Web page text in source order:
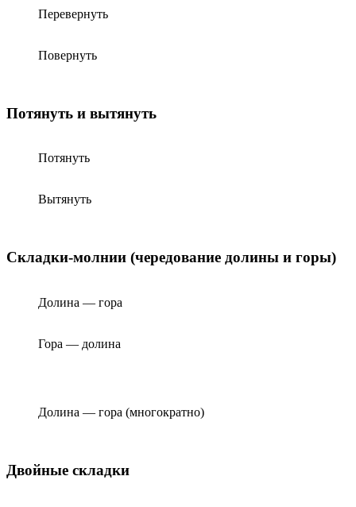
Перевернуть
Повернуть
Потянуть и вытянуть
Потянуть
Вытянуть
Складки-молнии (чередование долины и горы)
Долина — гора
Гора — долина
Долина — гора (многократно)
Двойные складки